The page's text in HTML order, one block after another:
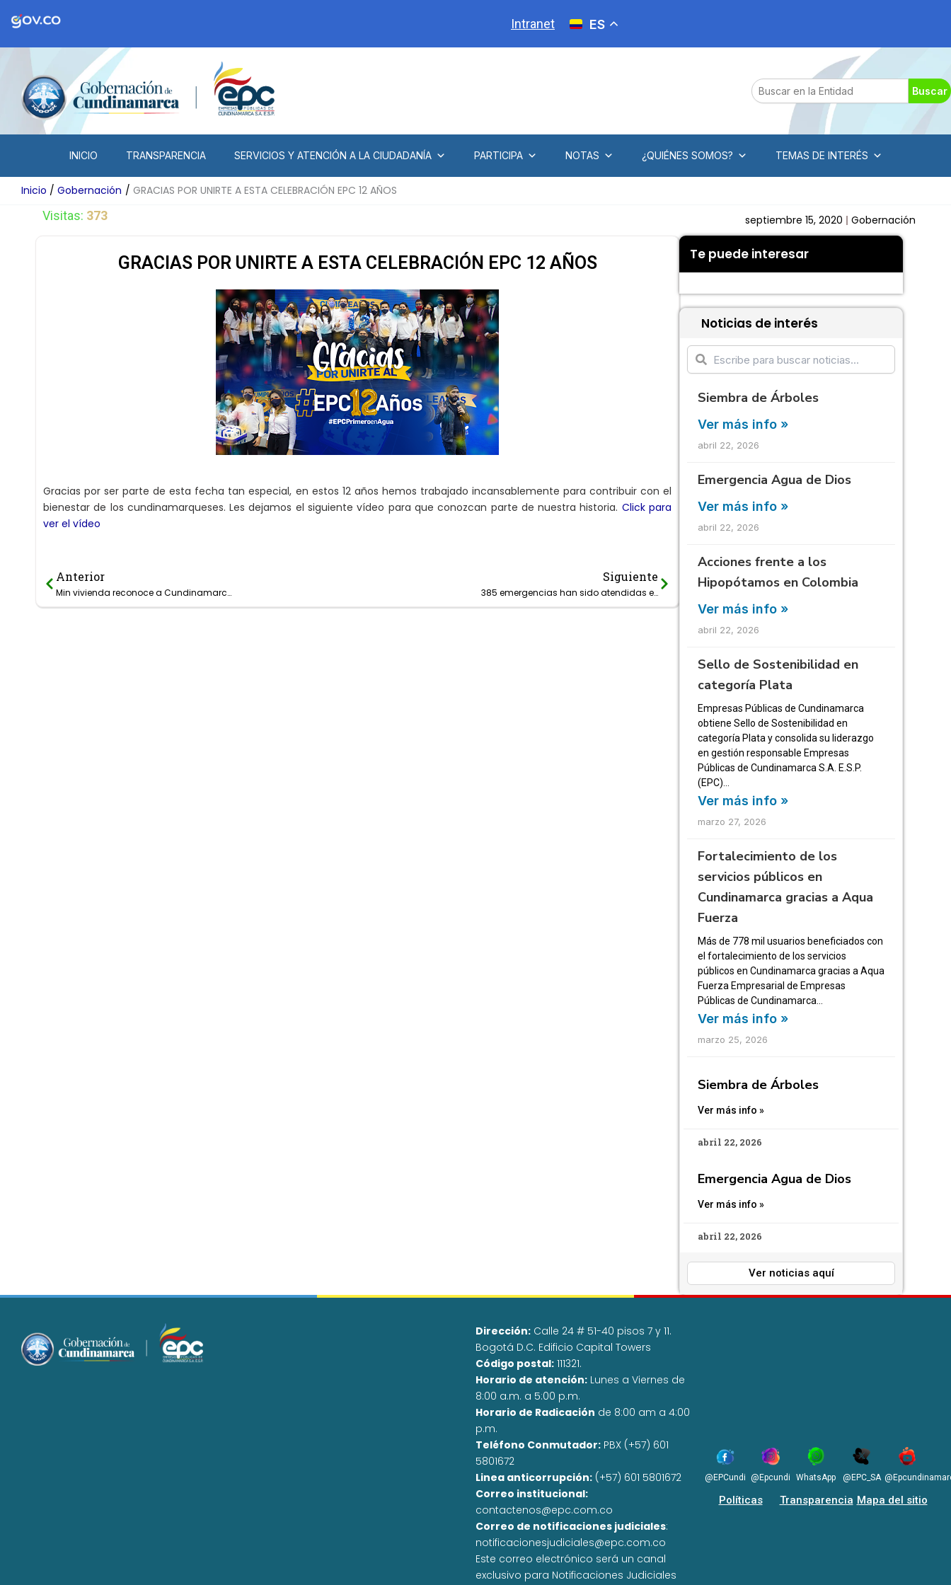
contenido
Intranet ES
Search Buscar
INICIO TRANSPARENCIA SERVICIOS Y ATENCIÓN A LA CIUDADANÍA PARTICIPA NOTAS ¿QUIÉNES SOMOS? TEMAS DE INTERÉS
Inicio Gobernación GRACIAS POR UNIRTE A ESTA CELEBRACIÓN EPC 12 AÑOS
Visitas: 373 septiembre 15, 2020 Gobernación
GRACIAS POR UNIRTE A ESTA CELEBRACIÓN EPC 12 AÑOS
Gracias por ser parte de esta fecha tan especial, en estos 12 años hemos trabajado incansablemente para contribuir con el
bienestar de los cundinamarqueses. Les dejamos el siguiente vídeo para que conozcan parte de nuestra historia. Click para
ver el vídeo
Prev
Anterior
Min vivienda reconoce a Cundinamarca como primer PDA de Colombia.
Siguiente
385 emergencias han sido atendidas en lo corrido del 2020 por Empresas Públicas de Cundinamarca.
Next
Te puede interesar
Noticias de interés
Siembra de Árboles
Ver más info »
abril 22, 2026
Emergencia Agua de Dios
Ver más info »
abril 22, 2026
Acciones frente a los
Hipopótamos en Colombia
Ver más info »
abril 22, 2026
Sello de Sostenibilidad en
categoría Plata
Empresas Públicas de Cundinamarca
obtiene Sello de Sostenibilidad en
categoría Plata y consolida su liderazgo
en gestión responsable Empresas
Públicas de Cundinamarca S.A. E.S.P.
(EPC)…
Ver más info »
marzo 27, 2026
Fortalecimiento de los
servicios públicos en
Cundinamarca gracias a Aqua
Fuerza
Más de 778 mil usuarios beneficiados con
el fortalecimiento de los servicios
públicos en Cundinamarca gracias a Aqua
Fuerza Empresarial de Empresas
Públicas de Cundinamarca…
Ver más info »
marzo 25, 2026
Siembra de Árboles
Ver más info »
abril 22, 2026
Emergencia Agua de Dios
Ver más info »
abril 22, 2026
Ver noticias aquí
Dirección: Calle 24 # 51-40 pisos 7 y 11.
Bogotá D.C. Edificio Capital Towers
Código postal: 111321.
Horario de atención: Lunes a Viernes de
8:00 a.m. a 5:00 p.m.
Horario de Radicación de 8:00 am a 4:00
p.m.
Teléfono Conmutador: PBX (+57) 601
5801672
Linea anticorrupción: (+57) 601 5801672
Correo institucional:
contactenos@epc.com.co
Correo de notificaciones judiciales:
notificacionesjudiciales@epc.com.co
Este correo electrónico será un canal
exclusivo para Notificaciones Judiciales
@EPCundi @Epcundi WhatsApp @EPC_SA
Políticas Transparencia Mapa del sitio